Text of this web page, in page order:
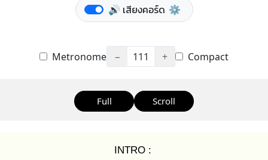
🔊 เสียงคอร์ด ⚙️
Metronome − 111 + Compact
Full Scroll
INTRO :